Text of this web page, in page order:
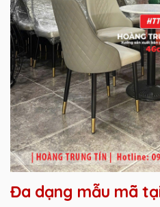
Đa dạng mẫu mã